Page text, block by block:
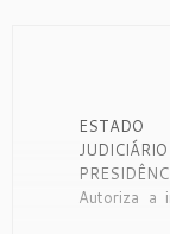
ESTADO
Autoriza a